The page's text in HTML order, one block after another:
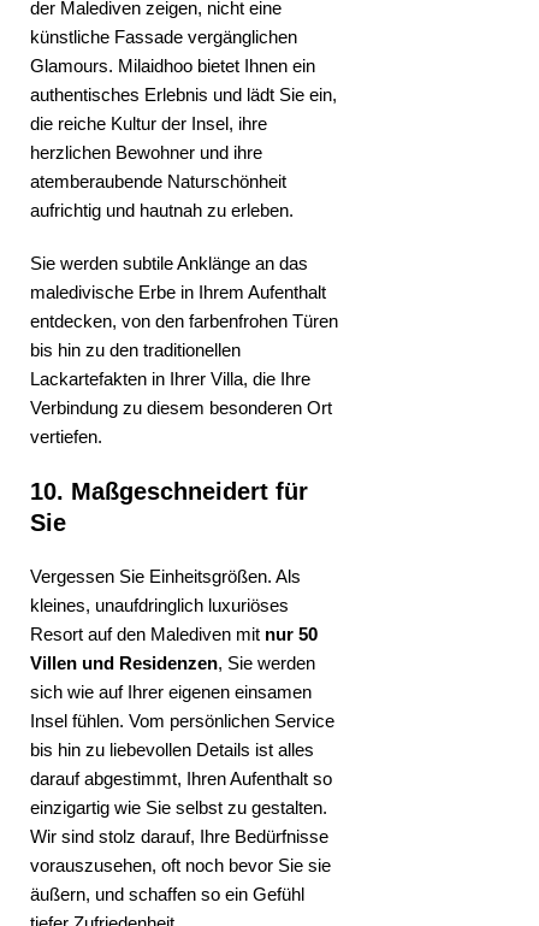
der Malediven zeigen, nicht eine
künstliche Fassade vergänglichen
Glamours. Milaidhoo bietet Ihnen ein
authentisches Erlebnis und lädt Sie ein,
die reiche Kultur der Insel, ihre
herzlichen Bewohner und ihre
atemberaubende Naturschönheit
aufrichtig und hautnah zu erleben.
Sie werden subtile Anklänge an das
maledivische Erbe in Ihrem Aufenthalt
entdecken, von den farbenfrohen Türen
bis hin zu den traditionellen
Lackartefakten in Ihrer Villa, die Ihre
Verbindung zu diesem besonderen Ort
vertiefen.
10. Maßgeschneidert für
Sie
Vergessen Sie Einheitsgrößen. Als
kleines, unaufdringlich luxuriöses
Resort auf den Malediven mit nur 50
Villen und Residenzen, Sie werden
sich wie auf Ihrer eigenen einsamen
Insel fühlen. Vom persönlichen Service
bis hin zu liebevollen Details ist alles
darauf abgestimmt, Ihren Aufenthalt so
einzigartig wie Sie selbst zu gestalten.
Wir sind stolz darauf, Ihre Bedürfnisse
vorauszusehen, oft noch bevor Sie sie
äußern, und schaffen so ein Gefühl